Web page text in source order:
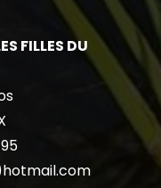
FILLES DU